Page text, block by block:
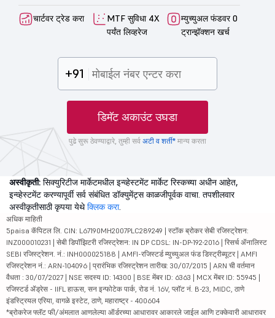
चार्टवर ट्रेड करा
MTF सुविधा 4X
पर्यंत लिव्हरेज
म्युच्युअल फंडवर 0
ट्रान्झॅक्शन खर्च
+91
डिमॅट अकाउंट उघडा
पुढे सुरू ठेवण्याद्वारे, तुम्ही सर्व अटी व शर्ती* मान्य करता
अस्वीकृती: सिक्युरिटीज मार्केटमधील इन्व्हेस्टमेंट मार्केट रिस्कच्या अधीन आहेत,
इन्व्हेस्टमेंट करण्यापूर्वी सर्व संबंधित डॉक्युमेंट्स काळजीपूर्वक वाचा. तपशीलवार
अस्वीकृतीसाठी कृपया येथेक्लिक करा.
अधिक माहिती
5paisa कॅपिटल लि. CIN: L67190MH2007PLC289249 | स्टॉक ब्रोकर सेबी रजिस्ट्रेशन:
INZ000010231 | सेबी डिपॉझिटरी रजिस्ट्रेशन: IN DP CDSL: IN-DP-192-2016 | रिसर्च ॲनालिस्ट
SEBI रजिस्ट्रेशन. नं.: INH000025188 | AMFI-रजिस्टर्ड म्युच्युअल फंड डिस्ट्रीब्यूटर | AMFI
रजिस्ट्रेशन नं.: ARN-104096 | प्रारंभिक रजिस्ट्रेशन तारीख: 30/07/2015 | ARN ची वर्तमान
वैधता : 30/07/2027 | NSE सदस्य ID: 14300 | BSE मेंबर ID: 6363 | MCX मेंबर ID: 55945 |
रजिस्टर्ड ॲड्रेस - IIFL हाऊस, सन इन्फोटेक पार्क, रोड नं. 16V, प्लॉट नं. B-23, MIDC, ठाणे
इंडस्ट्रियल एरिया, वागळे इस्टेट, ठाणे, महाराष्ट्र - 400604
*ब्रोकरेज फ्लॅट फी/अंमलात आणलेल्या ऑर्डरच्या आधारावर आकारले जाईल आणि टक्केवारी आधारावर